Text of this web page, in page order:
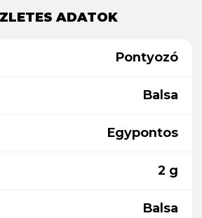
ADATOK
Pontyozó
Balsa
Egypontos
2 g
Balsa